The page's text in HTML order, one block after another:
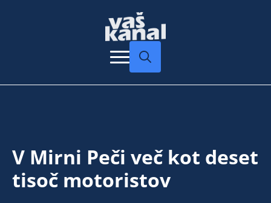
V Mirni Peči več kot deset
tisoč motoristov